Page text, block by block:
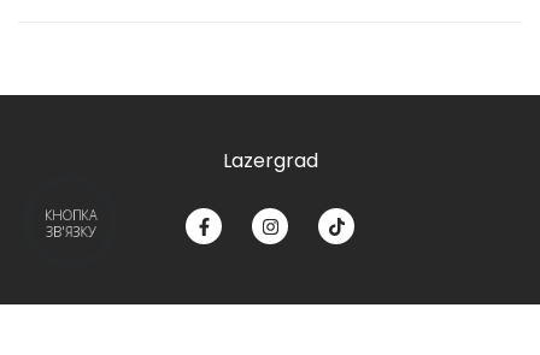
Lazergrad
КНОПКА
ЗВ'ЯЗКУ